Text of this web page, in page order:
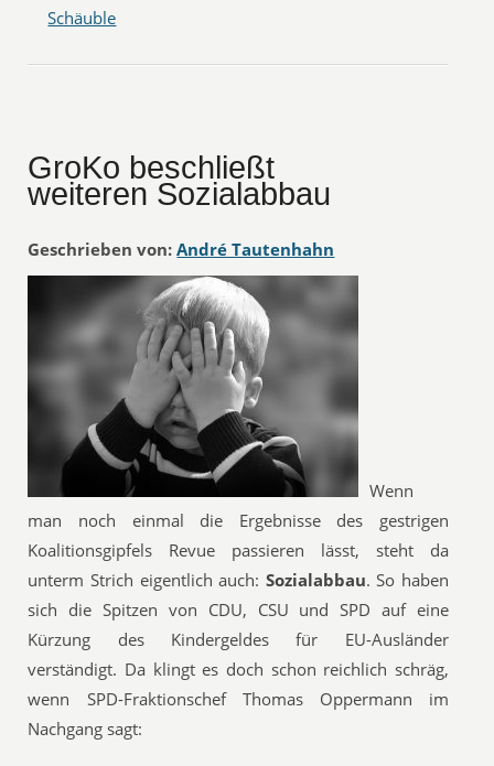
Schäuble
GroKo beschließt
weiteren Sozialabbau
Geschrieben von: André Tautenhahn
Wenn
man noch einmal die Ergebnisse des gestrigen
Koalitionsgipfels Revue passieren lässt, steht da
unterm Strich eigentlich auch: Sozialabbau. So haben
sich die Spitzen von CDU, CSU und SPD auf eine
Kürzung des Kindergeldes für EU-Ausländer
verständigt. Da klingt es doch schon reichlich schräg,
wenn SPD-Fraktionschef Thomas Oppermann im
Nachgang sagt: